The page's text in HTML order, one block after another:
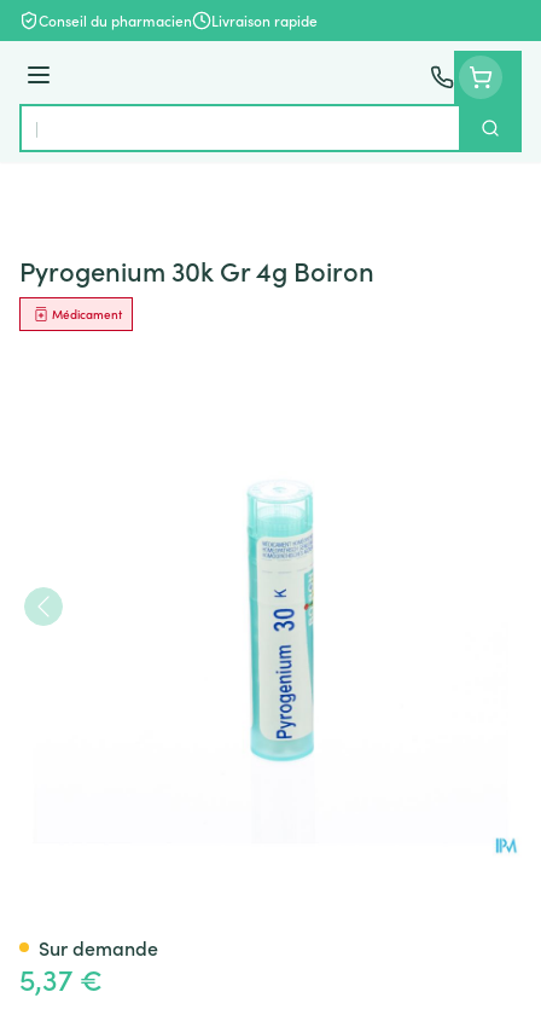
Aller au contenu
Conseil du pharmacien Livraison rapide
Menu
Rechercher
Pyrogenium 30k Gr 4g Boiron
Médicament
5,37 €
Sur demande